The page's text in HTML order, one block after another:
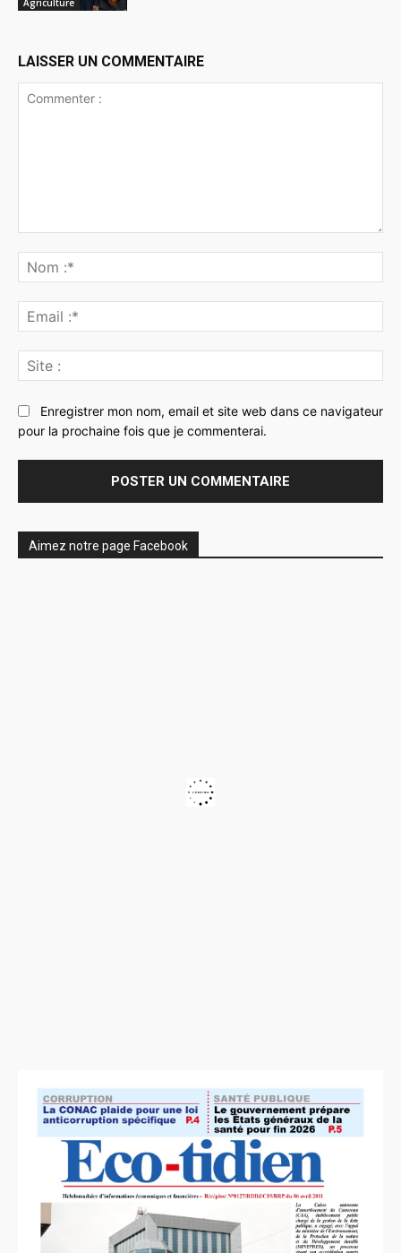
Agriculture
LAISSER UN COMMENTAIRE
:*
:*
:
Enregistrer mon nom, email et site web dans ce navigateur
pour la prochaine fois que je commenterai.
Aimez notre page Facebook